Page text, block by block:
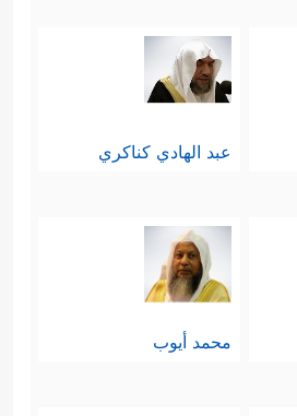
عبد الهادي كناكري
محمد أيوب